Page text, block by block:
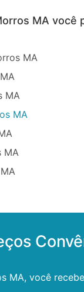
MA você
MA
MA
MA
MA
MA, você